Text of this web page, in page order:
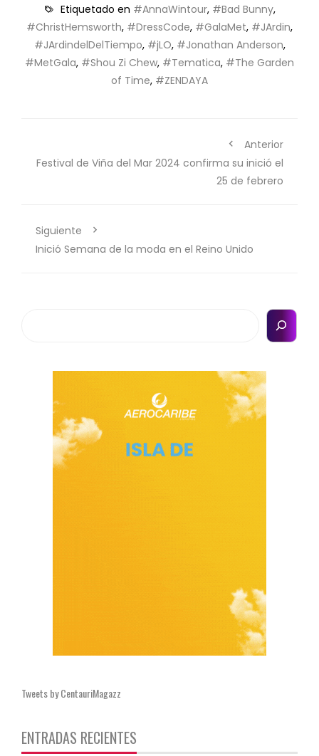
Etiquetado en #AnnaWintour, #Bad Bunny,
#ChristHemsworth, #DressCode, #GalaMet, #JArdin,
#JArdindelDelTiempo, #jLO, #Jonathan Anderson,
#MetGala, #Shou Zi Chew, #Tematica, #The Garden
of Time, #ZENDAYA
Anterior
Festival de Viña del Mar 2024 confirma su inició el
25 de febrero
Siguiente
Inició Semana de la moda en el Reino Unido
Tweets by CentauriMagazz
ENTRADAS RECIENTES